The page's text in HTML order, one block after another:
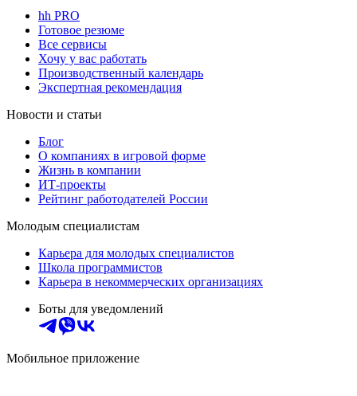
hh PRO
Готовое резюме
Все сервисы
Хочу у вас работать
Производственный календарь
Экспертная рекомендация
Новости и статьи
Блог
О компаниях в игровой форме
Жизнь в компании
ИТ-проекты
Рейтинг работодателей России
Молодым специалистам
Карьера для молодых специалистов
Школа программистов
Карьера в некоммерческих организациях
Боты для уведомлений
Мобильное приложение